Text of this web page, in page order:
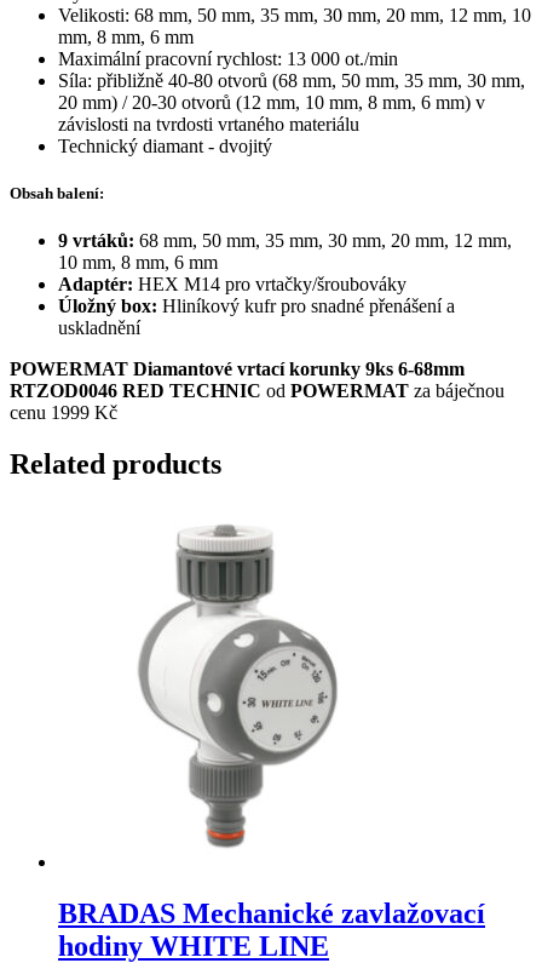
Velikosti: 68 mm, 50 mm, 35 mm, 30 mm, 20 mm, 12 mm, 10
mm, 8 mm, 6 mm
Maximální pracovní rychlost: 13 000 ot./min
Síla: přibližně 40-80 otvorů (68 mm, 50 mm, 35 mm, 30 mm,
20 mm) / 20-30 otvorů (12 mm, 10 mm, 8 mm, 6 mm) v
závislosti na tvrdosti vrtaného materiálu
Technický diamant - dvojitý
Obsah balení:
9 vrtáků: 68 mm, 50 mm, 35 mm, 30 mm, 20 mm, 12 mm,
10 mm, 8 mm, 6 mm
Adaptér: HEX M14 pro vrtačky/šroubováky
Úložný box: Hliníkový kufr pro snadné přenášení a
uskladnění
POWERMAT Diamantové vrtací korunky 9ks 6-68mm
RTZOD0046 RED TECHNIC od POWERMAT za báječnou
cenu 1999 Kč
Related products
BRADAS Mechanické zavlažovací
hodiny WHITE LINE